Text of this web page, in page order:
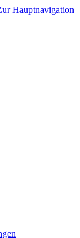
Hauptnavigation